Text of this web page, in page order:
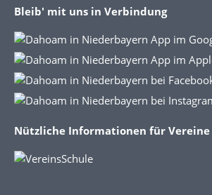
Bleib' mit uns in Verbindung
Nützliche Informationen für Vereine